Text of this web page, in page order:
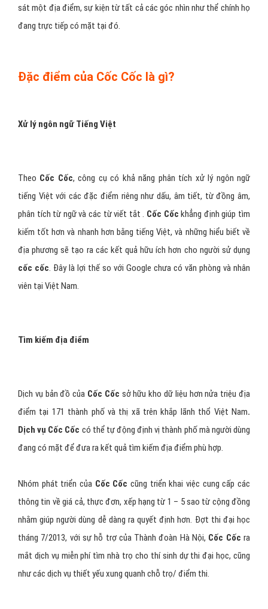
sát một địa điểm, sự kiện từ tất cả các góc nhìn như thể chính họ
đang trực tiếp có mặt tại đó.
Đặc điểm của Cốc Cốc là gì?
Xử lý ngôn ngữ Tiếng Việt
Theo Cốc Cốc, công cụ có khả năng phân tích xử lý ngôn ngữ
tiếng Việt với các đặc điểm riêng như dấu, âm tiết, từ đồng âm,
phân tích từ ngữ và các từ viết tắt . Cốc Cốc khẳng định giúp tìm
kiếm tốt hơn và nhanh hơn bằng tiếng Việt, và những hiểu biết về
địa phương sẽ tạo ra các kết quả hữu ích hơn cho người sử dụng
cốc cốc. Đây là lợi thế so với Google chưa có văn phòng và nhân
viên tại Việt Nam.
Tìm kiếm địa điểm
Dịch vụ bản đồ của Cốc Cốc sở hữu kho dữ liệu hơn nửa triệu địa
điểm tại 171 thành phố và thị xã trên khắp lãnh thổ Việt Nam.
Dịch vụ Cốc Cốc có thể tự động định vị thành phố mà người dùng
đang có mặt để đưa ra kết quả tìm kiếm địa điểm phù hợp.
Nhóm phát triển của Cốc Cốc cũng triển khai việc cung cấp các
thông tin về giá cả, thực đơn, xếp hạng từ 1 – 5 sao từ cộng đồng
nhằm giúp người dùng dễ dàng ra quyết định hơn. Đợt thi đại học
tháng 7/2013, với sự hỗ trợ của Thành đoàn Hà Nội, Cốc Cốc ra
mắt dịch vụ miễn phí tìm nhà trọ cho thí sinh dự thi đại học, cũng
như các dịch vụ thiết yếu xung quanh chỗ trọ/ điểm thi.